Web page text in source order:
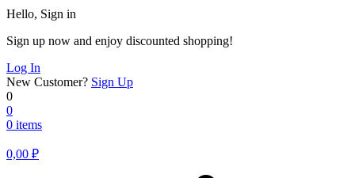
Hello, Sign in
Sign up now and enjoy discounted shopping!
Log In
New Customer? Sign Up
0
0
0 items
0,00 ₽